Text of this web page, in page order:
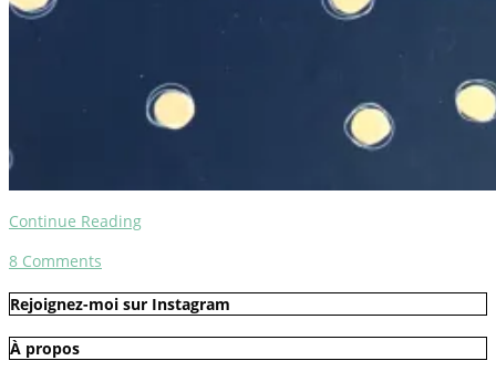
Continue Reading
8 Comments
Rejoignez-moi sur Instagram
À propos